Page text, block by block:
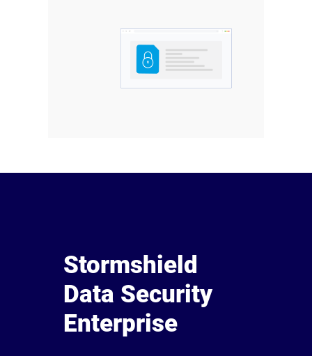
Stormshield
Data Security
Enterprise